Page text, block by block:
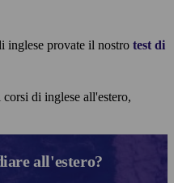
inglese provate il nostro test di
di inglese all'estero,
all'estero?